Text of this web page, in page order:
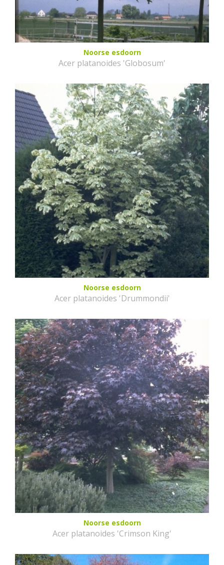
Noorse esdoorn
Acer platanoides 'Globosum'
Noorse esdoorn
Acer platanoides 'Drummondii'
Noorse esdoorn
Acer platanoides 'Crimson King'